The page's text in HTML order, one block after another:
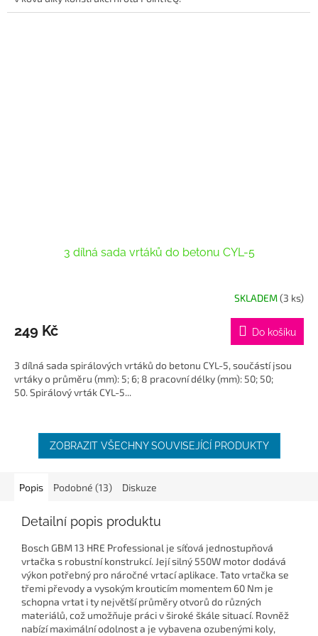
3 dílná sada vrtáků do betonu CYL-5
SKLADEM(3 ks)
249 Kč Do košíku
3 dílná sada spirálových vrtáků do betonu CYL-5, součástí jsou
vrtáky o průměru (mm): 5; 6; 8 pracovní délky (mm): 50; 50;
50. Spirálový vrták CYL-5...
ZOBRAZIT VŠECHNY SOUVISEJÍCÍ PRODUKTY
Popis Podobné (13) Diskuze
Detailní popis produktu
Bosch GBM 13 HRE Professional je síťová jednostupňová
vrtačka s robustní konstrukcí. Její silný 550W motor dodává
výkon potřebný pro náročné vrtací aplikace. Tato vrtačka se
třemi převody a vysokým krouticím momentem 60 Nm je
schopna vrtat i ty největší průměry otvorů do různých
materiálů, což umožňuje práci v široké škále situací. Rovněž
nabízí maximální odolnost a je vybavena ozubenými koly,